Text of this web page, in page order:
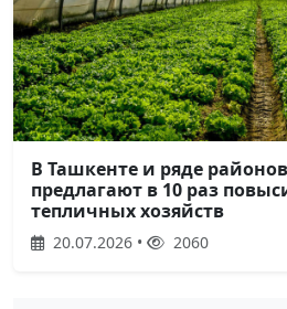
В Ташкенте и ряде
предлагают в 10 раз
тепличных хозяйств
20.07.2026 • 2060